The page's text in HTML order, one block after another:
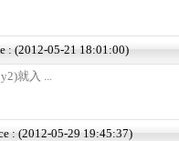
: (2012-05-21 18:01:00)
就入 ...
: (2012-05-29 19:45:37)